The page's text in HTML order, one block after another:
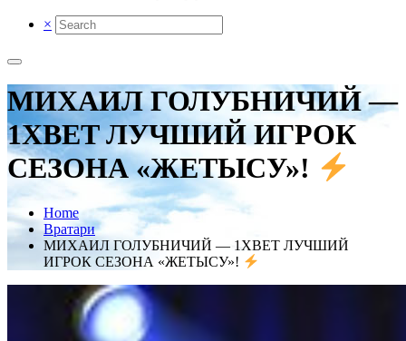
×
МИХАИЛ ГОЛУБНИЧИЙ —
1XBET ЛУЧШИЙ ИГРОК
СЕЗОНА «ЖЕТЫСУ»!
Home
Вратари
МИХАИЛ ГОЛУБНИЧИЙ — 1XBET ЛУЧШИЙ
ИГРОК СЕЗОНА «ЖЕТЫСУ»!